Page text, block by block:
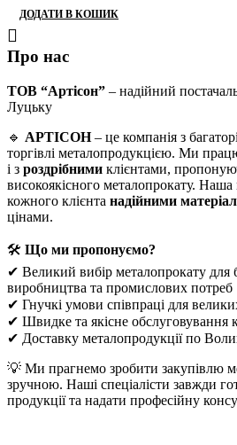
ДОДАТИ В КОШИК
Про нас
ТОВ “Артісон” – надійний
Луцьку
🔹 АРТІСОН– це компанія з
торгівлі металопродукцією. Ми
і з роздрібними клієнтами,
високоякісного металопрокату. Наша
кожного клієнта надійними
цінами.
🛠 Що ми пропонуємо?
✔ Великий вибір металопрокату для
виробництва та промислових потреб
✔ Гнучкі умови співпраці для
✔ Швидке та якісне обслуговування
✔ Доставку металопродукції по
💡 Ми прагнемо зробити закупівлю
зручною. Наші спеціалісти завжди
продукції та надати професійну